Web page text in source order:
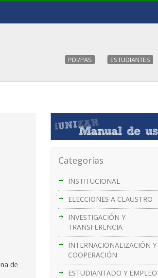
PDI/PAS ESTUDIANTES
Categorías
INSTITUCIONAL
ELECCIONES A CLAUSTRO
INVESTIGACIÓN Y
TRANSFERENCIA
INTERNACIONALIZACIÓN Y
COOPERACIÓN
ESTUDIANTADO Y EMPLEO
de